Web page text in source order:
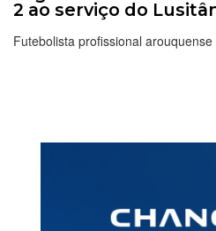
2 ao serviço do
Futebolista profissional